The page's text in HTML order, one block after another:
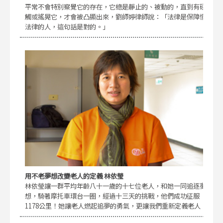
平常不會特別察覺它的存在，它總是靜止的、被動的，直到有碰
觸或搖晃它，才會被凸顯出來，劉師婷律師說：「法律是保障懂
法律的人，這句話是對的。」
用不老夢想改變老人的定義 林依瑩
林依瑩讓一群平均年齡八十一歲的十七位老人，和她一同追逐夢
想，騎著摩托車環台一圈，經過十三天的挑戰，他們成功征服
1178公里！她讓老人燃起追夢的勇氣，更讓我們重新定義老人！